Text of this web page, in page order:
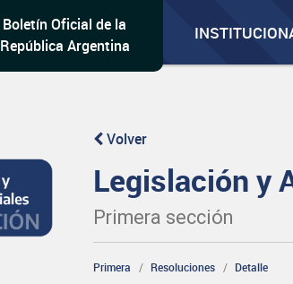
Boletín Oficial de la
República Argentina
Volver
Legislación y
Primera sección
Primera Resoluciones Detalle